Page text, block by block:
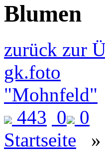
Blumen
zurück zur
gk.foto
"Mohnfeld"
443 0
0
Startseite »